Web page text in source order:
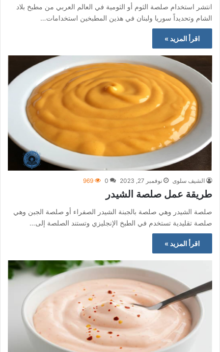
انتشر استخدام صلصة الثوم أو الثومية في العالم العربي من مطبخ بلاد
الشام وتحديداً سوريا ولبنان في هذين المطبخين استخدامات…
اقرأ المزيد »
الشيف سلوى نوفمبر 27, 2023 0
969
طريقة عمل صلصة الشيدر
صلصة الشيدر وهي صلصة بالجبنة الشيدر الصفراء أو صلصة الجبن وهي
صلصة تقليدية تستخدم في الطبخ الإنجليزي وتستند الصلصة إلى…
اقرأ المزيد »